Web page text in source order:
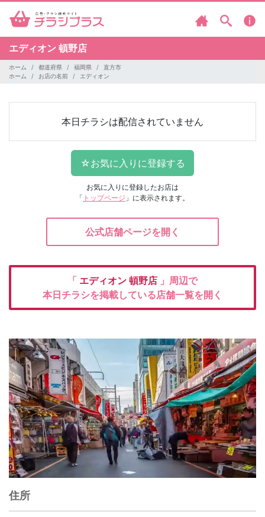
エディオン 頓野店
ホーム 都道府県 福岡県
直方市
ホーム
お店の名前 エディオン
本日チラシは配信されていません
お気に入りに登録したお店は
「 トップページ 」に表示されます。
公式店舗ページを開く
「 エディオン 頓野店 」周辺で
本日チラシを掲載している店舗一覧を開く
住所